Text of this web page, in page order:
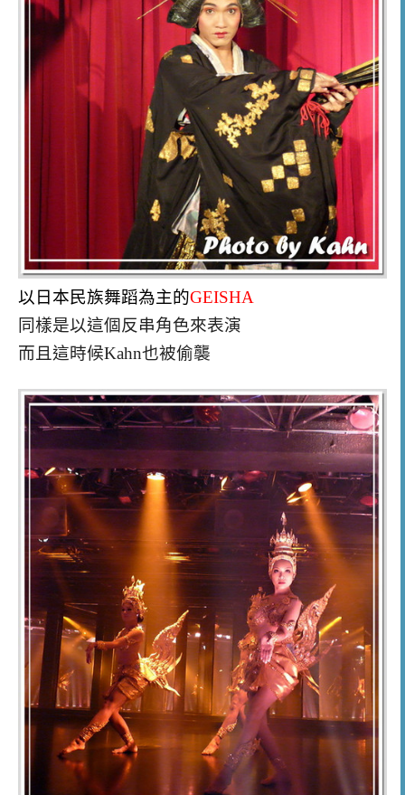
以日本民族舞蹈為主的GEISHA
同樣是以這個反串角色來表演
而且這時候Kahn也被偷襲